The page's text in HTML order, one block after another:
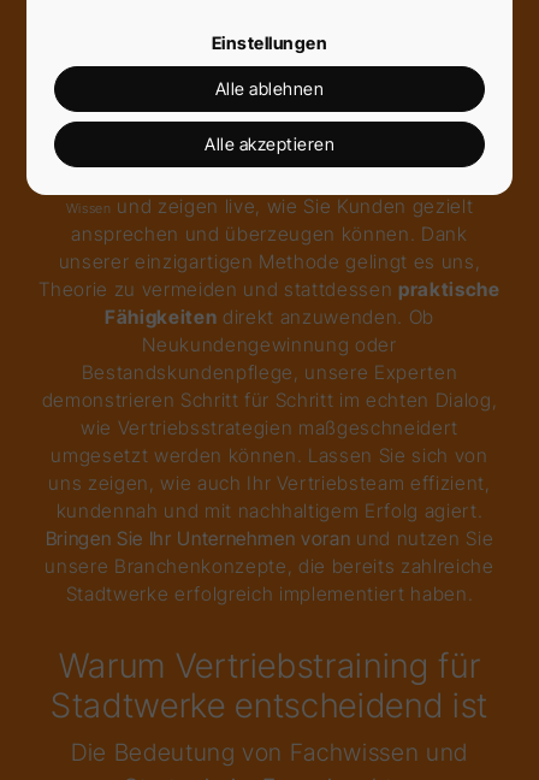
Verkaufstraining
ins Spiel—
nachhaltigen Vertriebserfolg
maßgeschneiderten Trainingsprogrammen, die auf
langjähriger Branchenerfahrung basieren, sind wir
Ihre Experten für den Erfolg im Energievertrieb.
Wissen und zeigen live, wie Sie Kunden gezielt
ansprechen und überzeugen können. Dank
unserer einzigartigen Methode gelingt es uns,
Theorie zu vermeiden und stattdessen praktische
Fähigkeiten direkt anzuwenden. Ob
Neukundengewinnung oder
Bestandskundenpflege, unsere Experten
demonstrieren Schritt für Schritt im echten Dialog,
wie Vertriebsstrategien maßgeschneidert
umgesetzt werden können. Lassen Sie sich von
uns zeigen, wie auch Ihr Vertriebsteam effizient,
kundennah und mit nachhaltigem Erfolg agiert.
Bringen Sie Ihr Unternehmen voran und nutzen Sie
unsere Branchenkonzepte, die bereits zahlreiche
Stadtwerke erfolgreich implementiert haben.
Warum Vertriebstraining für
Stadtwerke entscheidend ist
Die Bedeutung von Fachwissen und
Einstellungen
Alle ablehnen
Alle akzeptieren